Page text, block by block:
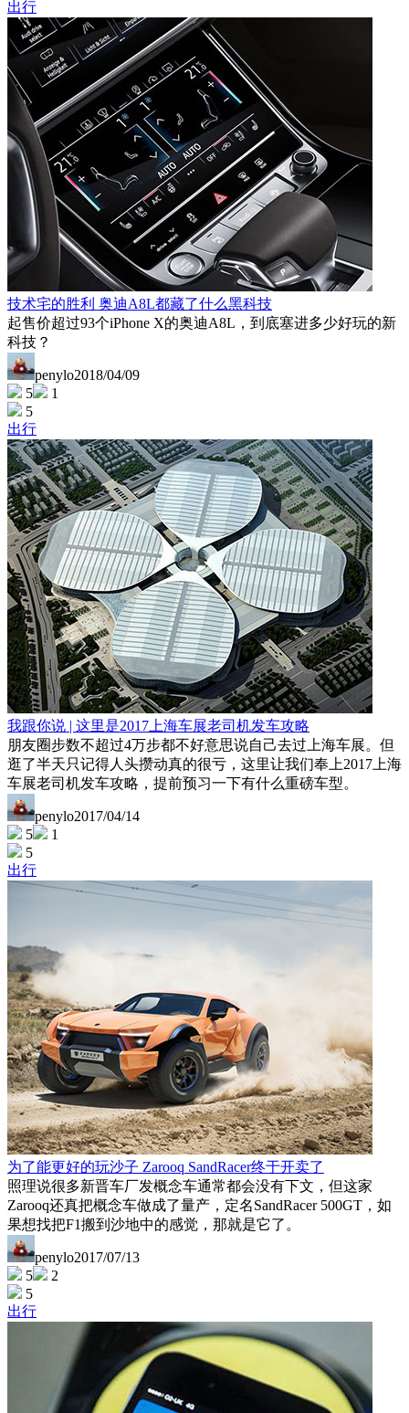
出行
技术宅的胜利 奥迪A8L都藏了什么黑科技
起售价超过93个iPhone X的奥迪A8L，到底塞进多少好玩的新
科技？
penylo2018/04/09
5
1
5
出行
我跟你说 | 这里是2017上海车展老司机发车攻略
朋友圈步数不超过4万步都不好意思说自己去过上海车展。但
逛了半天只记得人头攒动真的很亏，这里让我们奉上2017上海
车展老司机发车攻略，提前预习一下有什么重磅车型。
penylo2017/04/14
5
1
5
出行
为了能更好的玩沙子 Zarooq SandRacer终于开卖了
照理说很多新晋车厂发概念车通常都会没有下文，但这家
Zarooq还真把概念车做成了量产，定名SandRacer 500GT，如
果想找把F1搬到沙地中的感觉，那就是它了。
penylo2017/07/13
5
2
5
出行